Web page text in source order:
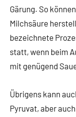
Gärung. So
Milchsäure
bezeichnete
statt, wenn beim
mit genügend
Übrigens kann
Pyruvat, aber